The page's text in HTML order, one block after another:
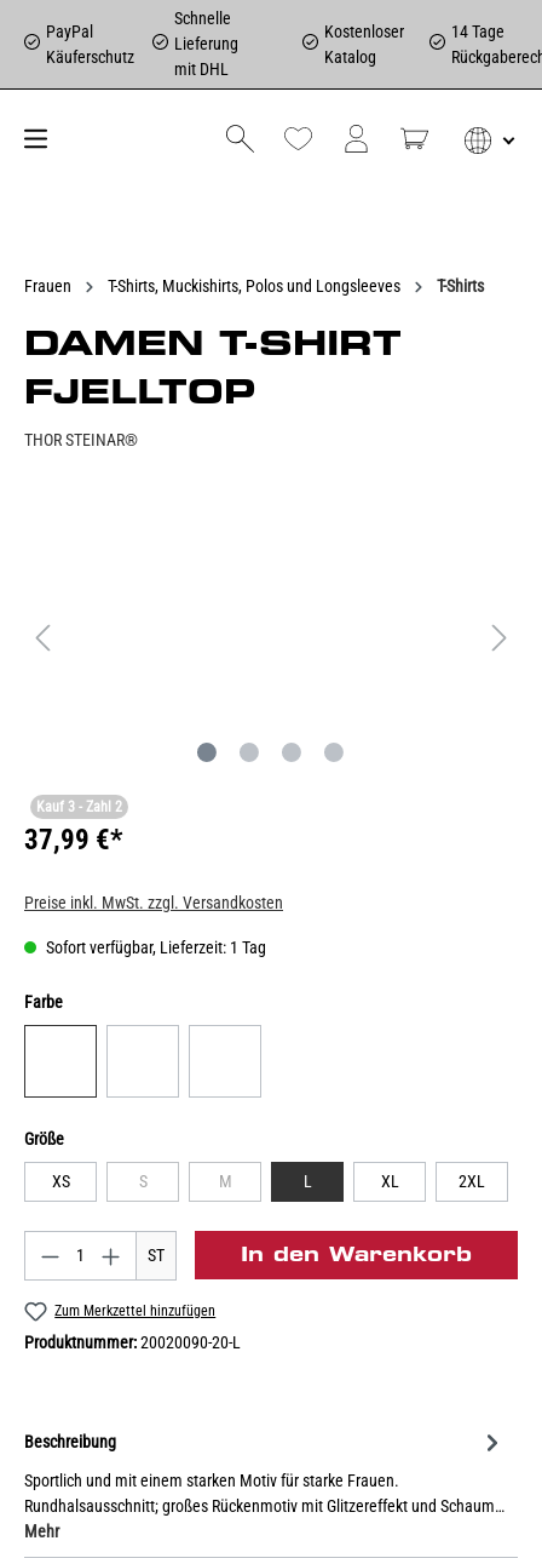
PayPal
Käuferschutz
Schnelle
Lieferung
mit DHL
Kostenloser
Katalog
14 Tage
Frauen T-Shirts, Muckishirts, Polos und Longsleeves T-Shirts
DAMEN T-SHIRT
FJELLTOP
THOR STEINAR®
Kauf 3 - Zahl 2
37,99 €*
Preise inkl. MwSt. zzgl. Versandkosten
Sofort verfügbar, Lieferzeit: 1 Tag
Farbe
Größe
XS S M L XL 2XL
ST In den Warenkorb
Zum Merkzettel hinzufügen
Produktnummer:20020090-20-L
Beschreibung
Sportlich und mit einem starken Motiv für starke Frauen.
Rundhalsausschnitt; großes Rückenmotiv mit Glitzereffekt und Schaum…
Mehr